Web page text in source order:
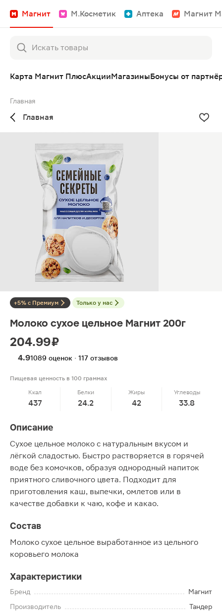
Магнит М.Косметик Аптека Магнит
Карта Магнит ПлюсАкцииМагазиныБонусы от
Главная
Главная
+5% с Премиум Только у нас
Молоко сухое цельное Магнит 200г
204.99 ₽
4.91089 оценок · 117 отзывов
Пищевая ценность в 100 граммах
Ккал
437
Белки
24.2
Жиры
42
Углеводы
33.8
Описание
Сухое цельное молоко с натуральным вкусом и
лёгкой сладостью. Быстро растворяется в горячей
воде без комочков, образуя однородный напиток
приятного сливочного цвета. Подходит для
приготовления каш, выпечки, омлетов или в
качестве добавки к чаю, кофе и какао.
Состав
Молоко сухое цельное выработанное из цельного
коровьего молока
Характеристики
Бренд
Магнит
Производитель
Тандер